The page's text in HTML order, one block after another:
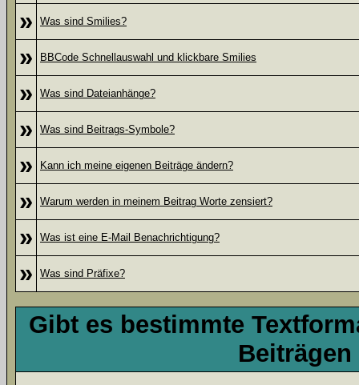
» Was sind Smilies?
» BBCode Schnellauswahl und klickbare Smilies
» Was sind Dateianhänge?
» Was sind Beitrags-Symbole?
» Kann ich meine eigenen Beiträge ändern?
» Warum werden in meinem Beitrag Worte zensiert?
» Was ist eine E-Mail Benachrichtigung?
» Was sind Präfixe?
Gibt es bestimmte